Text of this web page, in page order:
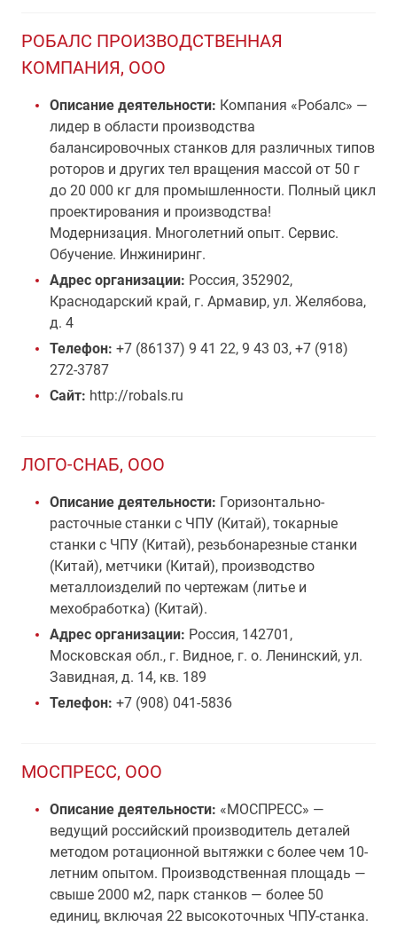
РОБАЛС ПРОИЗВОДСТВЕННАЯ
КОМПАНИЯ, ООО
Описание деятельности: Компания «Робалс» —
лидер в области производства
балансировочных станков для различных типов
роторов и других тел вращения массой от 50 г
до 20 000 кг для промышленности. Полный цикл
проектирования и производства!
Модернизация. Многолетний опыт. Сервис.
Обучение. Инжиниринг.
Адрес организации: Россия, 352902,
Краснодарский край, г. Армавир, ул. Желябова,
д. 4
Телефон: +7 (86137) 9 41 22, 9 43 03, +7 (918)
272-3787
Сайт: http://robals.ru
ЛОГО-СНАБ, ООО
Описание деятельности: Горизонтально-
расточные станки с ЧПУ (Китай), токарные
станки с ЧПУ (Китай), резьбонарезные станки
(Китай), метчики (Китай), производство
металлоизделий по чертежам (литье и
мехобработка) (Китай).
Адрес организации: Россия, 142701,
Московская обл., г. Видное, г. о. Ленинский, ул.
Завидная, д. 14, кв. 189
Телефон: +7 (908) 041-5836
МОСПРЕСС, ООО
Описание деятельности: «МОСПРЕСС» —
ведущий российский производитель деталей
методом ротационной вытяжки с более чем 10-
летним опытом. Производственная площадь —
свыше 2000 м2, парк станков — более 50
единиц, включая 22 высокоточных ЧПУ-станка.